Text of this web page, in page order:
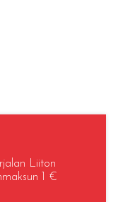
Liiton
1 €